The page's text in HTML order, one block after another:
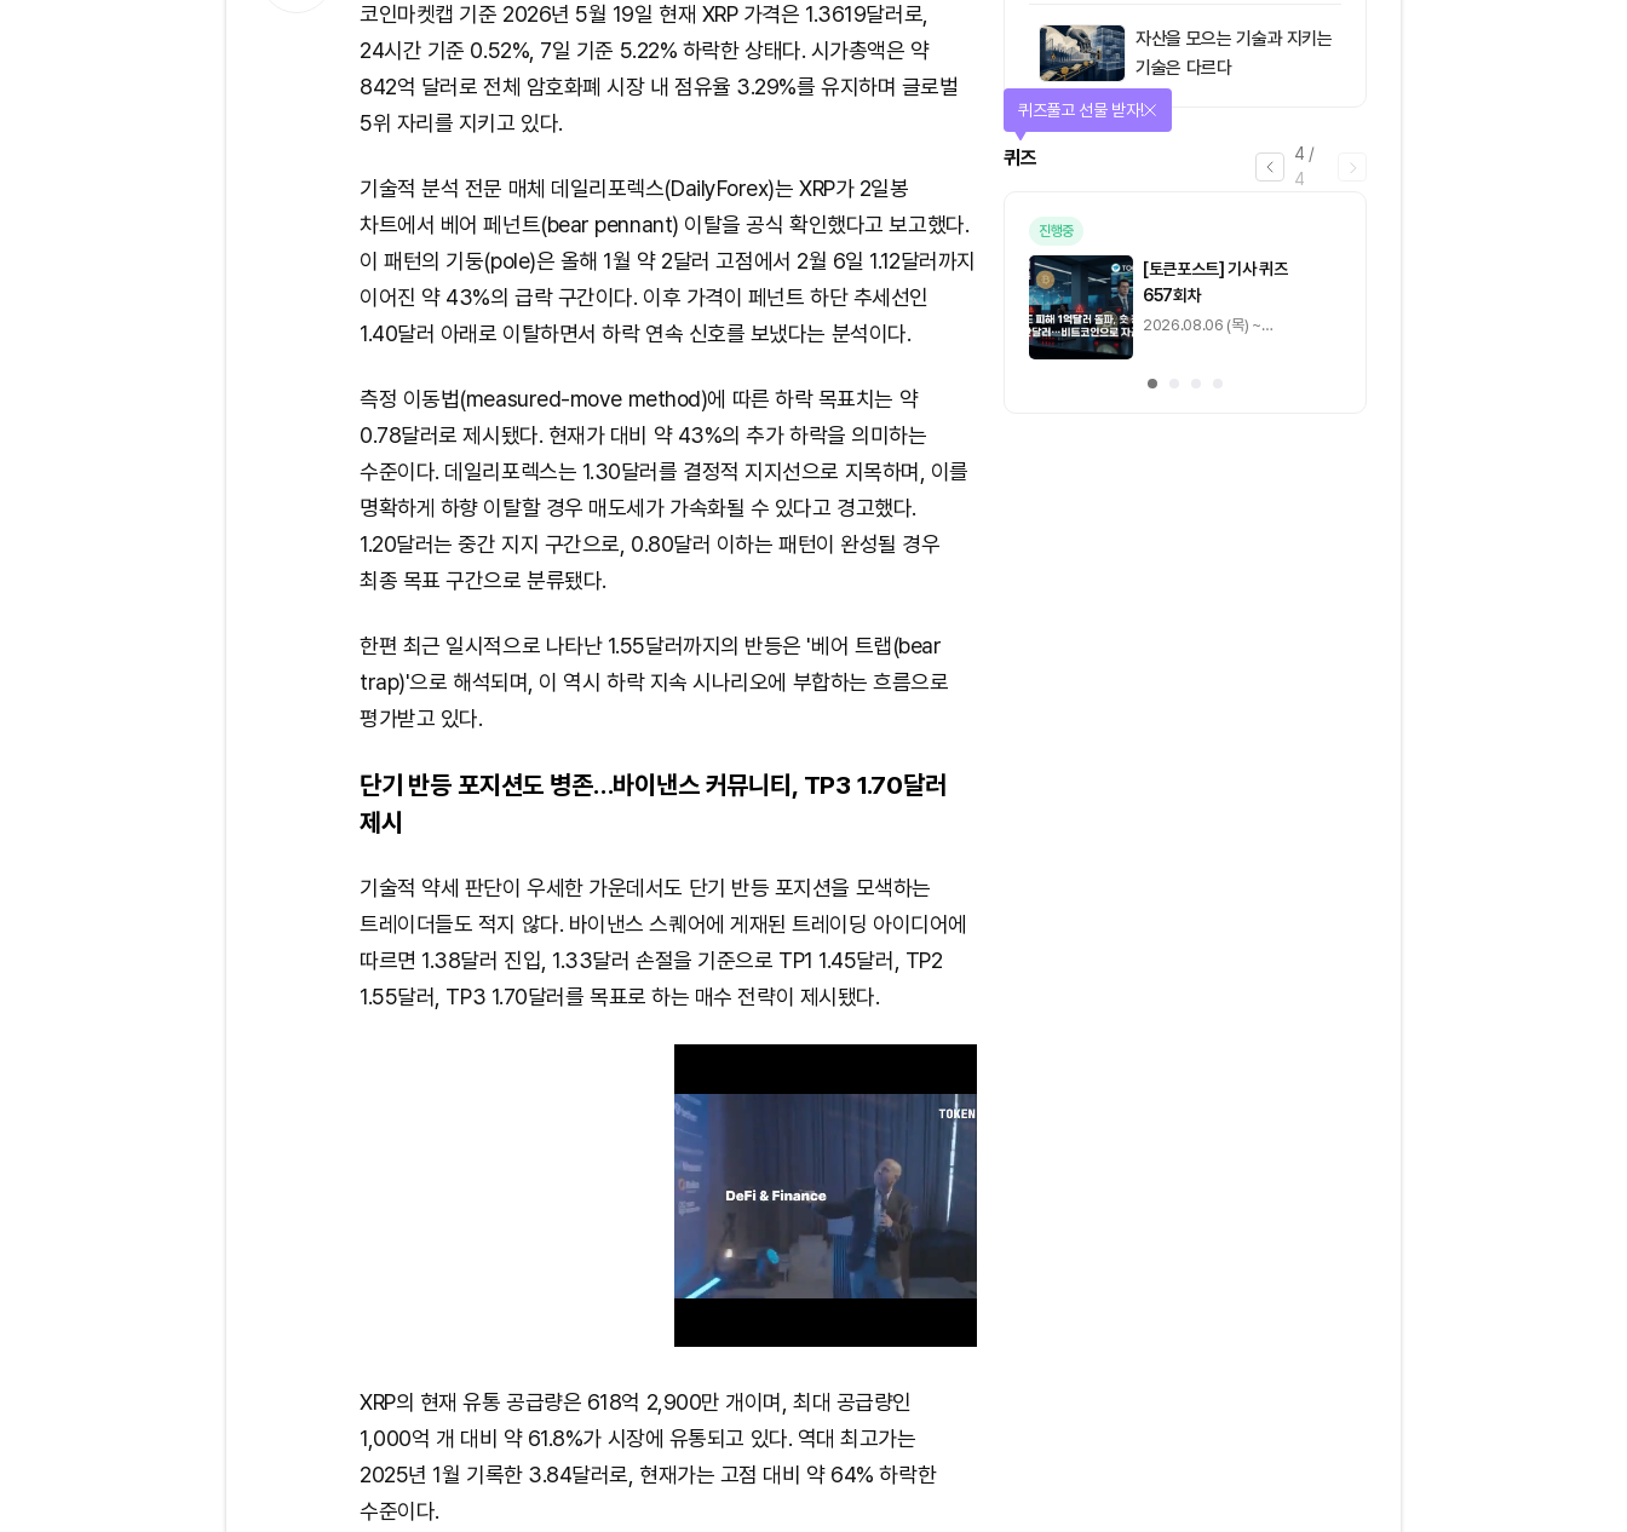
코인마켓캡 기준 2026년 5월 19일 현재 XRP 가격은 1.3619달러로,
24시간 기준 0.52%, 7일 기준 5.22% 하락한 상태다. 시가총액은 약
842억 달러로 전체 암호화폐 시장 내 점유율 3.29%를 유지하며 글로벌
5위 자리를 지키고 있다.
기술적 분석 전문 매체 데일리포렉스(DailyForex)는 XRP가 2일봉
차트에서 베어 페넌트(bear pennant) 이탈을 공식 확인했다고 보고했다.
이 패턴의 기둥(pole)은 올해 1월 약 2달러 고점에서 2월 6일 1.12달러까지
이어진 약 43%의 급락 구간이다. 이후 가격이 페넌트 하단 추세선인
1.40달러 아래로 이탈하면서 하락 연속 신호를 보냈다는 분석이다.
측정 이동법(measured-move method)에 따른 하락 목표치는 약
0.78달러로 제시됐다. 현재가 대비 약 43%의 추가 하락을 의미하는
수준이다. 데일리포렉스는 1.30달러를 결정적 지지선으로 지목하며, 이를
명확하게 하향 이탈할 경우 매도세가 가속화될 수 있다고 경고했다.
1.20달러는 중간 지지 구간으로, 0.80달러 이하는 패턴이 완성될 경우
최종 목표 구간으로 분류됐다.
한편 최근 일시적으로 나타난 1.55달러까지의 반등은 '베어 트랩(bear
trap)'으로 해석되며, 이 역시 하락 지속 시나리오에 부합하는 흐름으로
평가받고 있다.
단기 반등 포지션도 병존…바이낸스 커뮤니티, TP3 1.70달러
제시
기술적 약세 판단이 우세한 가운데서도 단기 반등 포지션을 모색하는
트레이더들도 적지 않다. 바이낸스 스퀘어에 게재된 트레이딩 아이디어에
따르면 1.38달러 진입, 1.33달러 손절을 기준으로 TP1 1.45달러, TP2
1.55달러, TP3 1.70달러를 목표로 하는 매수 전략이 제시됐다.
XRP의 현재 유통 공급량은 618억 2,900만 개이며, 최대 공급량인
1,000억 개 대비 약 61.8%가 시장에 유통되고 있다. 역대 최고가는
2025년 1월 기록한 3.84달러로, 현재가는 고점 대비 약 64% 하락한
수준이다.
역행인가
자산을 모으는 기술과 지키는
기술은 다르다
4 /
4
퀴즈
퀴즈풀고 선물 받자!
진행중
[토큰포스트] 기사 퀴즈
657회차
2026.08.06 (목) ~